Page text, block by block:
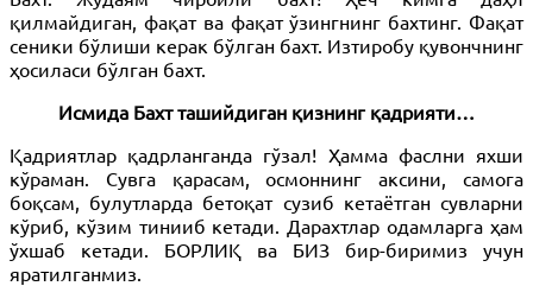
қилмайдиган, фақат ва фақат ўзингнинг бахтинг. Фақат
сеники бўлиши керак бўлган бахт. Изтиробу қувончнинг
ҳосиласи бўлган бахт.
Исмида Бахт ташийдиган қизнинг қадрияти…
Қадриятлар қадрланганда гўзал! Ҳамма фаслни яхши
кўраман. Сувга қарасам, осмоннинг аксини, самога
боқсам, булутларда бетоқат сузиб кетаётган сувларни
кўриб, кўзим тинииб кетади. Дарахтлар одамларга ҳам
ўхшаб кетади. БОРЛИҚ ва БИЗ бир-биримиз учун
яратилганмиз.